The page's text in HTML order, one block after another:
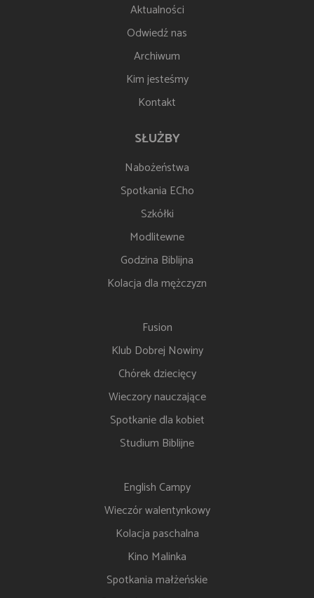
Aktualności
Odwiedź nas
Archiwum
Kim jesteśmy
Kontakt
SŁUŻBY
Nabożeństwa
Spotkania ECho
Szkółki
Modlitewne
Godzina Biblijna
Kolacja dla mężczyzn
Fusion
Klub Dobrej Nowiny
Chórek dziecięcy
Wieczory nauczające
Spotkanie dla kobiet
Studium Biblijne
English Campy
Wieczór walentynkowy
Kolacja paschalna
Kino Malinka
Spotkania małżeńskie